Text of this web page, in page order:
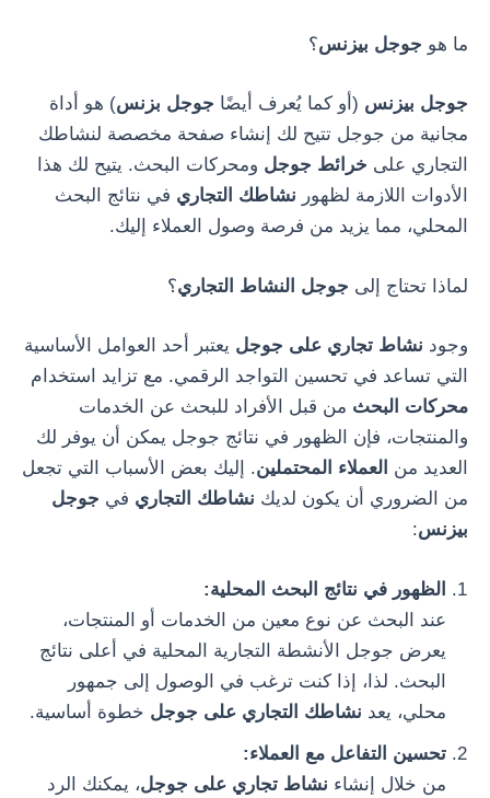
ما هو جوجل بيزنس؟
جوجل بيزنس (أو كما يُعرف أيضًا جوجل بزنس) هو أداة
مجانية من جوجل تتيح لك إنشاء صفحة مخصصة لنشاطك
التجاري على خرائط جوجل ومحركات البحث. يتيح لك هذا
الأدوات اللازمة لظهور نشاطك التجاري في نتائج البحث
المحلي، مما يزيد من فرصة وصول العملاء إليك.
لماذا تحتاج إلى جوجل النشاط التجاري؟
وجود نشاط تجاري على جوجل يعتبر أحد العوامل الأساسية
التي تساعد في تحسين التواجد الرقمي. مع تزايد استخدام
محركات البحث من قبل الأفراد للبحث عن الخدمات
والمنتجات، فإن الظهور في نتائج جوجل يمكن أن يوفر لك
العديد من العملاء المحتملين. إليك بعض الأسباب التي تجعل
من الضروري أن يكون لديك نشاطك التجاري في جوجل
بيزنس:
الظهور في نتائج البحث المحلية:
عند البحث عن نوع معين من الخدمات أو المنتجات،
يعرض جوجل الأنشطة التجارية المحلية في أعلى نتائج
البحث. لذا، إذا كنت ترغب في الوصول إلى جمهور
محلي، يعد نشاطك التجاري على جوجل خطوة أساسية.
تحسين التفاعل مع العملاء:
من خلال إنشاء نشاط تجاري على جوجل، يمكنك الرد